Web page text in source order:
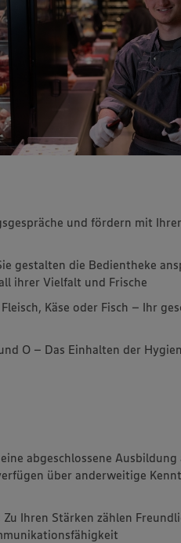
und fördern mit
gestalten die Bedientheke
ihrer Vielfalt und Frische
Käse oder Fisch – Ihr
O – Das Einhalten der
abgeschlossene Ausbildung
über anderweitige
Zu Ihren Stärken zählen